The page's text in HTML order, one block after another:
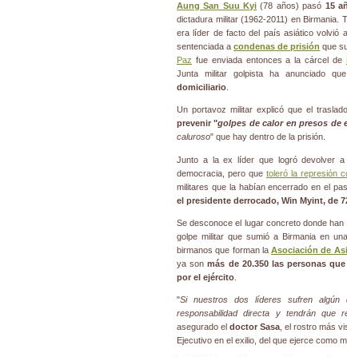
Aung San Suu Kyi (78 años) pasó 15
dictadura militar (1962-2011) en Birmania.
era líder de facto del país asiático volvió
sentenciada acondenas de prisión que
Paz fue enviada entonces a la cárcel de
Junta militar golpista ha anunciado
domiciliario
Un portavoz militar explicó que el
prevenir "golpes de calor en presos de
caluroso" que hay dentro de la prisión.
Junto a la ex líder que logró devolver
democracia, pero que toleró la represión
militares que la habían encerrado en el
el presidente derrocado, Win Myint, de
Se desconoce el lugar concreto donde
golpe militar que sumió a Birmania en una
birmanos que forman la Asociación de
ya sonmás de 20.350 las personas
por el ejército
"Si nuestros dos líderes sufren
responsabilidad directa y tendrán que
asegurado el doctor Sasa , el rostro más
Ejecutivo en el exilio, del que ejerce como